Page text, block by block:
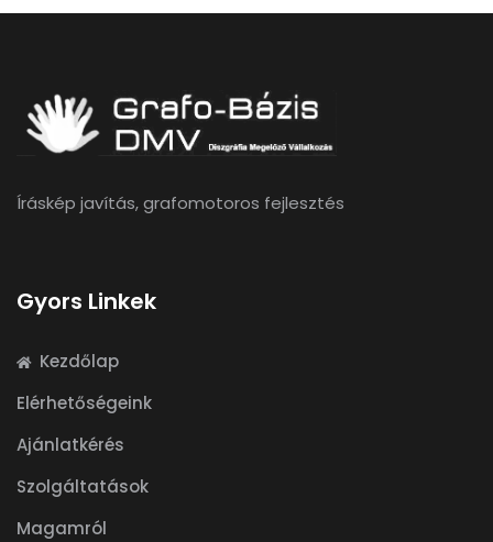
Íráskép javítás, grafomotoros fejlesztés
Gyors Linkek
Kezdőlap
Elérhetőségeink
Ajánlatkérés
Szolgáltatások
Magamról